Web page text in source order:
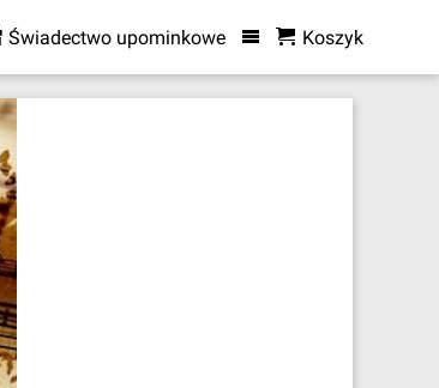
Świadectwo upominkowe Koszyk